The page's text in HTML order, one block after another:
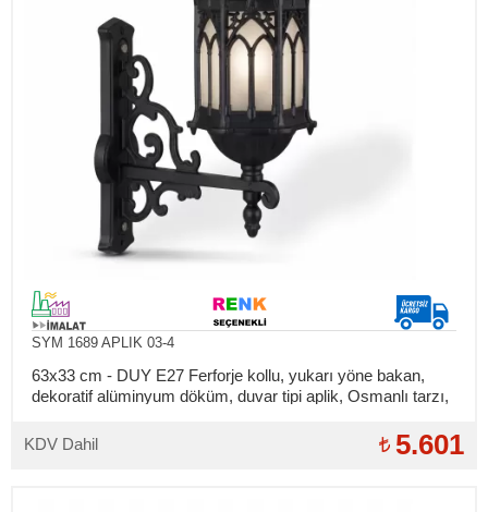
SYM 1689 APLIK 03-4
63x33 cm - DUY E27 Ferforje kollu, yukarı yöne bakan,
dekoratif alüminyum döküm, duvar tipi aplik, Osmanlı tarzı,
KDV Dahil
5.601